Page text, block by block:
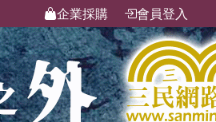
企業採購 會員登入